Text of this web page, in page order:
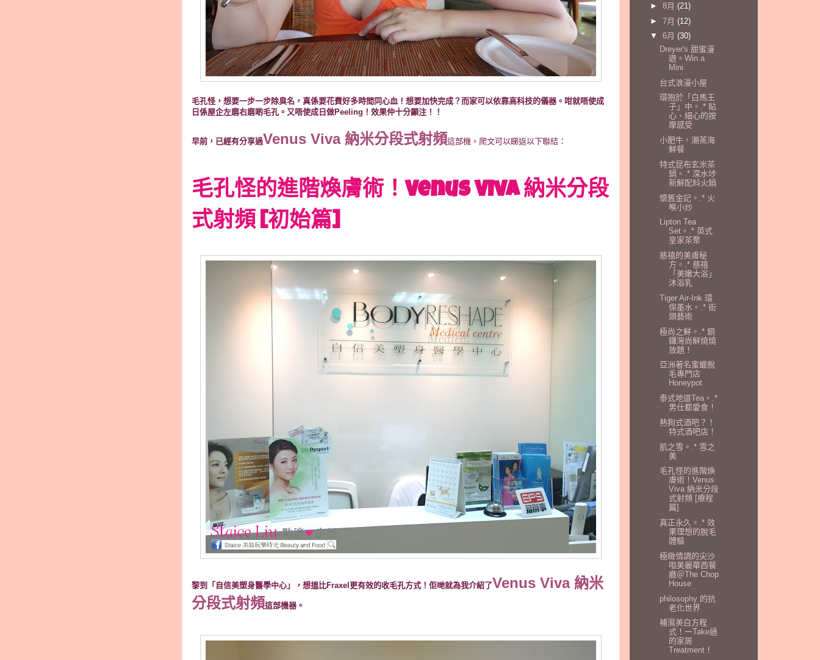
毛孔怪，想要一步一步除臭名，真係要花費好多時間同心血！想要加快完成？而家可以依靠高科技的儀器。咁就唔使成
日係屋企左磨右磨啲毛孔。又唔使成日做Peeling！效果仲十分顯注！！
早前，已經有分享過Venus Viva 納米分段式射頻這部機。爬文可以睇返以下聯結：
毛孔怪的進階煥膚術！Venus Viva 納米分段
式射頻 [初始篇]
黎到「自信美塑身醫學中心」，想搵比Fraxel更有效的收毛孔方式！佢哋就為我介紹了Venus Viva 納米
分段式射頻這部機器。
► 8月 (21)
► 7月 (12)
▼ 6月 (30)
Dreyer's 甜蜜漫
遊。Win a
Mini
台式浪漫小屋
環抱於「白馬王
子」中。.* 貼
心、細心的按
摩感受
小肥牛，潮蒸海
鮮餐
特式昆布玄米茶
鍋。.* 深水埗
新鮮配料火鍋
懷舊金記。.* 火
喉小炒
Lipton Tea
Set。.* 英式
皇家茶聚
慈禧的美膚秘
方。.* 慈禧
「美嫩大浴」
沐浴乳
Tiger Air-Ink 環
保墨水。.* 街
頭藝術
極尚之鮮。.* 銅
鑼灣尚鮮燒燒
放題！
亞洲著名蜜蠟脫
毛專門店
Honeypot
泰式地道Tea。.*
男仕都愛食！
熱狗式酒吧？！
特式酒吧店！
肌之雪。.* 雪之
美
毛孔怪的進階煥
膚術！Venus
Viva 納米分段
式射頻 [療程
篇]
真正永久。.* 效
果理想的脫毛
體驗
極緻情調的尖沙
咀美麗華西餐
廳＠The Chop
House
philosophy 的抗
老化世界
補濕美白方程
式！一Take過
的家居
Treatment！